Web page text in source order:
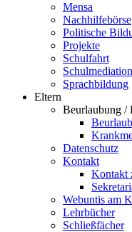
Mensa
Nachhilfebörse
Politische
Projekte
Schulfahrt
Schulmediation
Sprachbildung
Eltern
Beurlaubung /
Datenschutz
Kontakt
Kontakt
Webuntis am
Lehrbücher
Schließfächer